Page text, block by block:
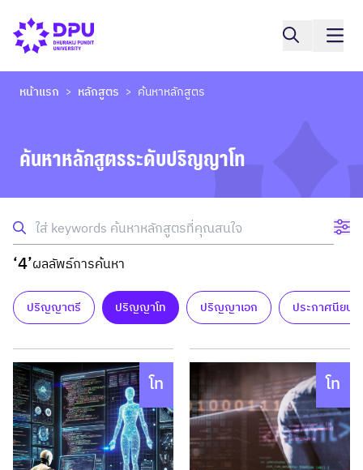
หน้าแรก > หลักสูตร > ค้นหาหลักสูตร
ค้นหาหลักสูตรระดับปริญญาโท
‘4’ผลลัพธ์การค้นหา
ปริญญาตรี ปริญญาโท ปริญญาเอก ประกาศนียบั
โท โท